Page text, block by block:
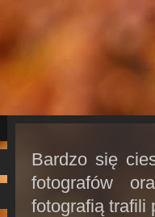
Bardzo się
fotografów
fotografią trafili